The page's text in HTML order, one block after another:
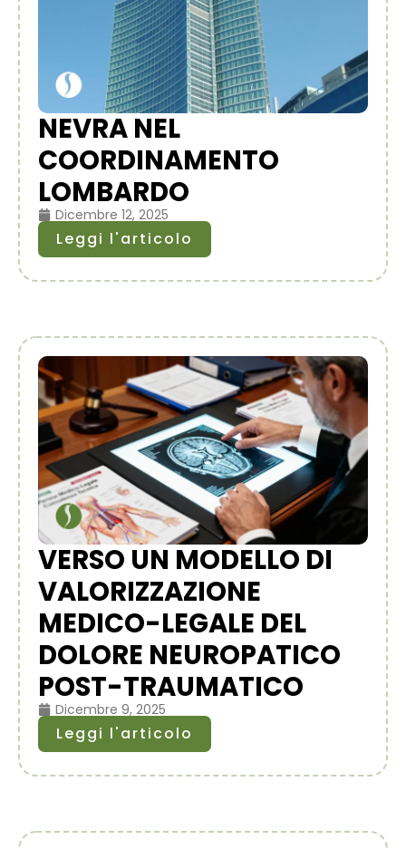
NEVRA NEL
COORDINAMENTO
LOMBARDO
Dicembre 12, 2025
Leggi l'articolo
VERSO UN MODELLO DI
VALORIZZAZIONE
MEDICO-LEGALE DEL
DOLORE NEUROPATICO
POST-TRAUMATICO
Dicembre 9, 2025
Leggi l'articolo